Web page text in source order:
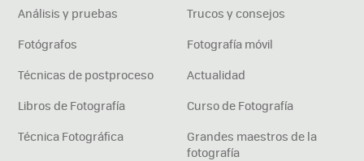
Análisis y pruebas
Trucos y consejos
Fotógrafos
Fotografía móvil
Técnicas de postproceso
Actualidad
Libros de Fotografía
Curso de Fotografía
Técnica Fotográfica
Grandes maestros de la
fotografía